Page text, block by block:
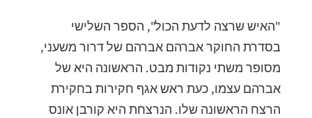
"האיש שרצה לדעת הכול", הספר השלישי
בסדרת החוקר אברהם אברהם של דרור משעני,
מסופר משתי נקודות מבט. הראשונה היא של
אברהם עצמו, כעת ראש אגף חקירות בחקירת
הרצח הראשונה שלו. הנרצחת היא קורבן אונס